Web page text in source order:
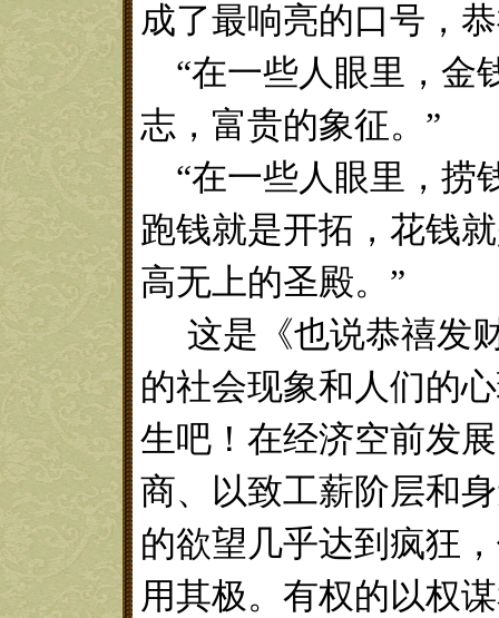
成了最响亮的口号，
“在一些人眼里，金
志，富贵的象征。”
“在一些人眼里，捞
跑钱就是开拓，花钱
高无上的圣殿。”
这是《也说恭禧发
的社会现象和人们的
生吧！在经济空前发
商、以致工薪阶层和
的欲望几乎达到疯狂
用其极。有权的以权